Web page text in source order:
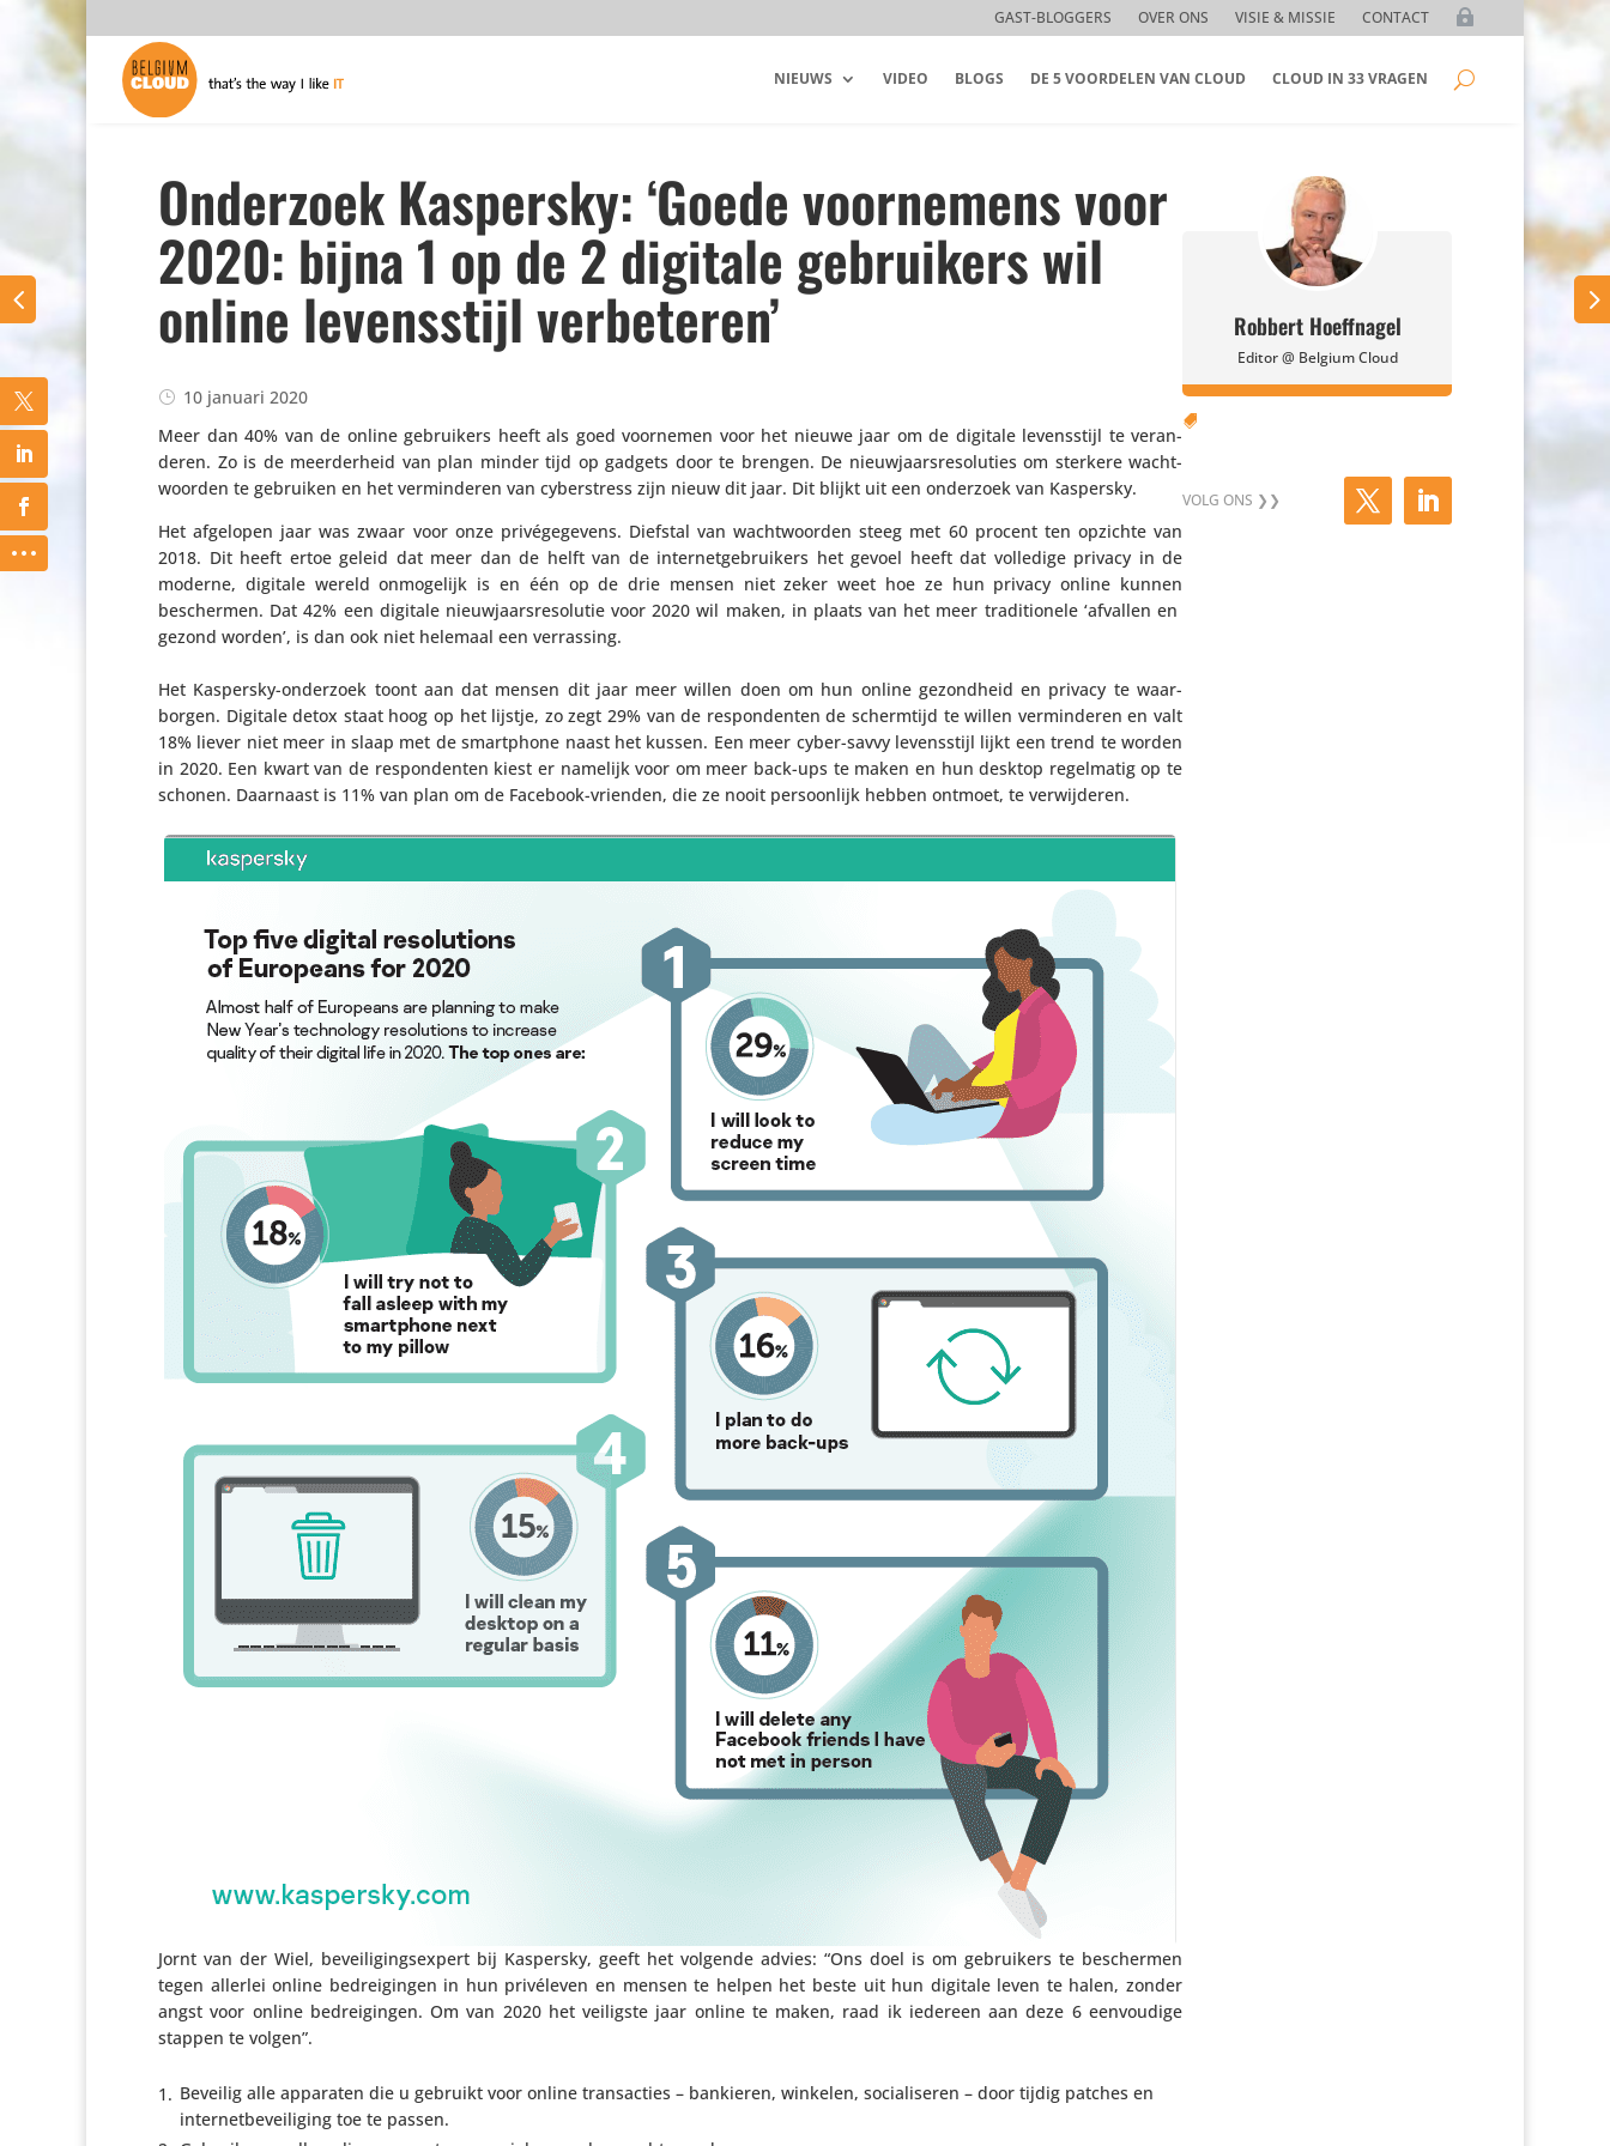
GAST-BLOGGERS OVER ONS VISIE & MISSIE CONTACT
NIEUWS VIDEO BLOGS DE 5 VOORDELEN VAN CLOUD CLOUD IN 33 VRAGEN
Onderzoek Kaspersky: ‘Goede voornemens voor
2020: bijna 1 op de 2 digitale gebruikers wil
online levensstijl verbeteren’
10 januari 2020
Meer dan 40% van de online gebrui­kers heeft als goed voornemen voor het nieuwe jaar om de digitale levens­stijl te veran­
deren. Zo is de meer­der­heid van plan minder tijd op gadgets door te brengen. De nieuw­jaars­re­so­lu­ties om sterkere wacht­
woorden te gebruiken en het vermin­deren van cyber­stress zijn nieuw dit jaar. Dit blijkt uit een onderzoek van Kaspersky.
Het afgelopen jaar was zwaar voor onze privé­ge­ge­vens. Diefstal van wacht­woorden steeg met 60 procent ten opzichte van
2018. Dit heeft ertoe geleid dat meer dan de helft van de inter­net­ge­brui­kers het gevoel heeft dat volledige privacy in de
moderne, digitale wereld onmo­ge­lijk is en één op de drie mensen niet zeker weet hoe ze hun privacy online kunnen
beschermen. Dat 42% een digitale nieuw­jaars­re­so­lutie voor 2020 wil maken, in plaats van het meer tradi­ti­o­nele ‘afvallen en
gezond worden’, is dan ook niet helemaal een verrassing.
Het Kaspersky-onderzoek toont aan dat mensen dit jaar meer willen doen om hun online gezond­heid en privacy te waar­
borgen. Digitale detox staat hoog op het lijstje, zo zegt 29% van de respon­denten de scherm­tijd te willen vermin­deren en valt
18% liever niet meer in slaap met de smartphone naast het kussen. Een meer cyber-savvy levens­stijl lijkt een trend te worden
in 2020. Een kwart van de respon­denten kiest er namelijk voor om meer back-ups te maken en hun desktop regel­matig op te
schonen. Daarnaast is 11% van plan om de Facebook-vrienden, die ze nooit persoon­lijk hebben ontmoet, te verwijderen.
Jornt van der Wiel, bevei­li­gings­ex­pert bij Kaspersky, geeft het volgende advies: “Ons doel is om gebrui­kers te beschermen
tegen allerlei online bedrei­gingen in hun privéleven en mensen te helpen het beste uit hun digitale leven te halen, zonder
angst voor online bedrei­gingen. Om van 2020 het veiligste jaar online te maken, raad ik iedereen aan deze 6 eenvou­dige
stappen te volgen”.
Beveilig alle apparaten die u gebruikt voor online trans­ac­ties – bankieren, winkelen, soci­a­li­seren – door tijdig patches en
inter­net­be­vei­li­ging toe te passen.
Robbert Hoeffnagel
Editor @ Belgium Cloud
